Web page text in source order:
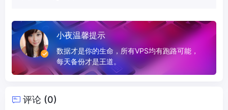
小夜温馨提示
数据才是你的生命，所有VPS均有跑路可能，
每天备份才是王道。
评论 (0)